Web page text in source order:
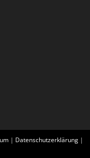
| Datenschutzerklärung |